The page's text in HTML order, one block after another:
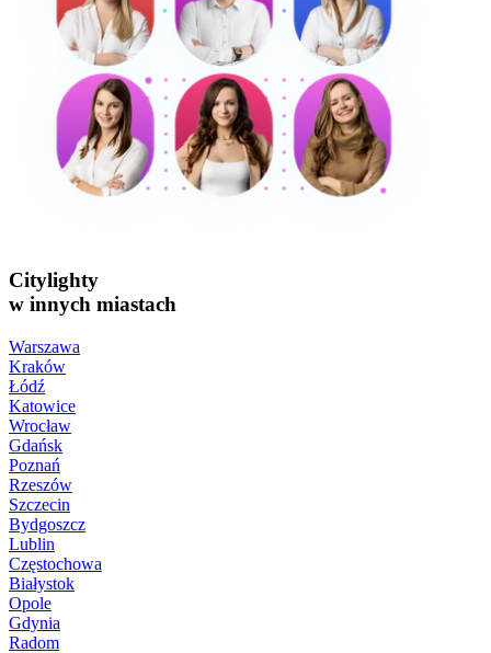
Citylighty
w innych miastach
Warszawa
Kraków
Łódź
Katowice
Wrocław
Gdańsk
Poznań
Rzeszów
Szczecin
Bydgoszcz
Lublin
Częstochowa
Białystok
Opole
Gdynia
Radom